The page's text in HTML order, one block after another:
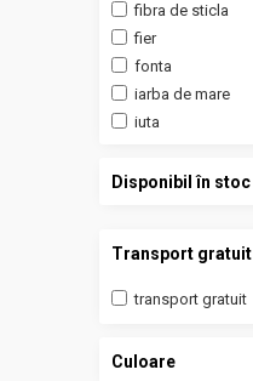
fibra de sticla
fier
fonta
iarba de mare
iuta
lemn de acacia
lemn masiv molid
lemn recuperat
lemn, metal, textil
Disponibil în stoc
Transport gratuit
transport gratuit
Culoare